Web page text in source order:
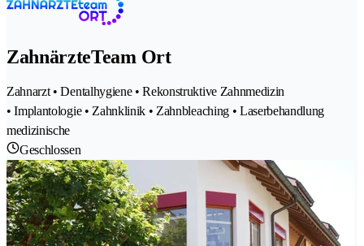
ZahnärzteTeam Ort
Zahnarzt • Dentalhygiene • Rekonstruktive Zahnmedizin
• Implantologie • Zahnklinik • Zahnbleaching • Laserbehandlung
medizinische
Geschlossen